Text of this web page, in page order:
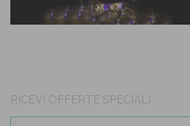
RICEVI OFFERTE SPECIALI